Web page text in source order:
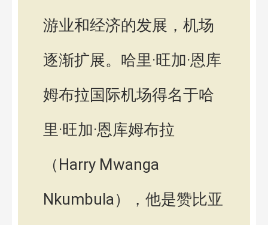
游业和经济的发展，机场
逐渐扩展。哈里·旺加·恩库
姆布拉国际机场得名于哈
里·旺加·恩库姆布拉
（Harry Mwanga
Nkumbula），他是赞比亚